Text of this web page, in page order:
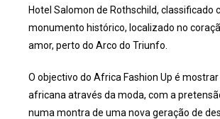
Hotel Salomon de Rothschild, classificado
monumento histórico, localizado no
amor, perto do Arco do Triunfo.
O objectivo do Africa Fashion Up é
africana através da moda, com a
numa montra de uma nova geração de